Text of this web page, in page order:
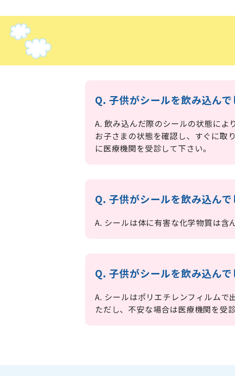
Q. 子供がシールを飲み込ん
A. 飲み込んだ際のシールの状態によ
お子さまの状態を確認し、すぐに取
に医療機関を受診して下さい。
Q. 子供がシールを飲み込ん
A. シールは体に有害な化学物質は含
Q. 子供がシールを飲み込ん
A. シールはポリエチレンフィルムで
ただし、不安な場合は医療機関を受